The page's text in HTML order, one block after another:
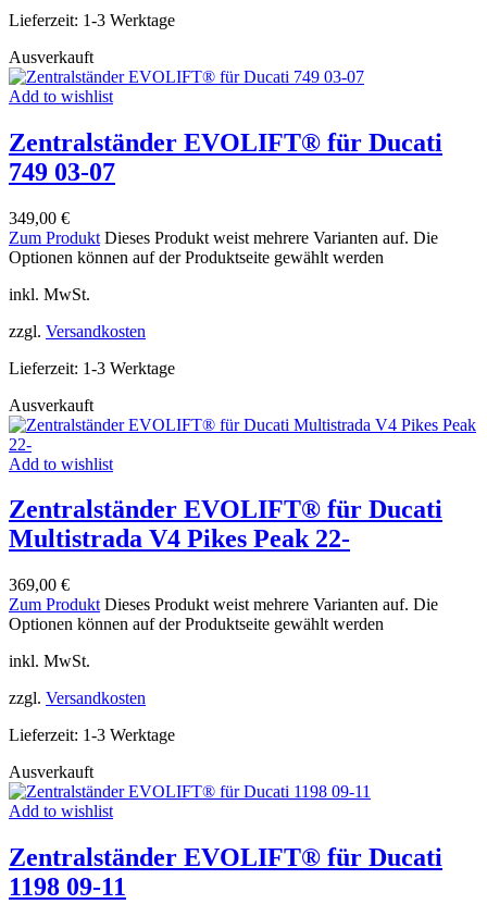
Lieferzeit: 1-3 Werktage
Ausverkauft
Add to wishlist
Zentralständer EVOLIFT® für Ducati
749 03-07
349,00 €
Zum Produkt Dieses Produkt weist mehrere Varianten auf. Die
Optionen können auf der Produktseite gewählt werden
inkl. MwSt.
zzgl. Versandkosten
Lieferzeit: 1-3 Werktage
Ausverkauft
Add to wishlist
Zentralständer EVOLIFT® für Ducati
Multistrada V4 Pikes Peak 22-
369,00 €
Zum Produkt Dieses Produkt weist mehrere Varianten auf. Die
Optionen können auf der Produktseite gewählt werden
inkl. MwSt.
zzgl. Versandkosten
Lieferzeit: 1-3 Werktage
Ausverkauft
Add to wishlist
Zentralständer EVOLIFT® für Ducati
1198 09-11